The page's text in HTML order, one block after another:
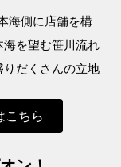
海側に店舗を構
海を望む笹川流れ
だくさんの立地
こちら